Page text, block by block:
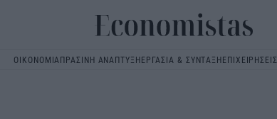
ΟΙΚΟΝΟΜΙΑΠΡΑΣΙΝΗ ΑΝΑΠΤΥΞΗΕΡΓΑΣΙΑ & ΣΥΝΤΑΞΗΕΠΙΧΕΙΡΗΣΕΙΣ